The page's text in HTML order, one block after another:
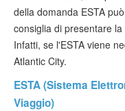
della domanda ESTA
consiglia di presentare
Infatti, se l'ESTA viene
Atlantic City.
ESTA (Sistema
Viaggio)